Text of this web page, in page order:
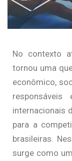
No contexto
tornou uma
econômico,
internacionais
para a
brasileiras.
surge como